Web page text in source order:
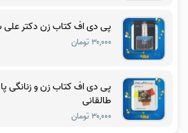
پی دی اف کتاب زن دکتر علی
۳۰,۰۰۰ تومان
پی دی اف کتاب زن و زنانگی
طالقانی
۳۰,۰۰۰ تومان